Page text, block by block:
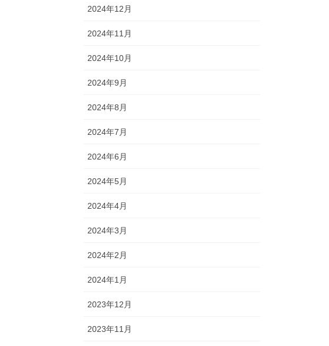
2024年12月
2024年11月
2024年10月
2024年9月
2024年8月
2024年7月
2024年6月
2024年5月
2024年4月
2024年3月
2024年2月
2024年1月
2023年12月
2023年11月